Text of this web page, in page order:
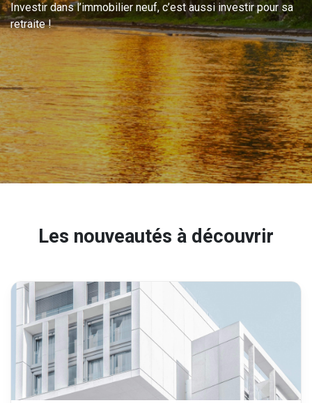
Investir dans l’immobilier neuf, c’est aussi investir pour sa
retraite !
Les nouveautés à découvrir